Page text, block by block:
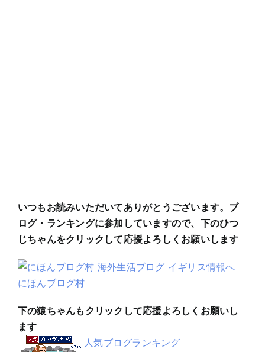
いつもお読みいただいてありがとうございます。ブ
ログ・ランキングに参加していますので、下のひつ
じちゃんをクリックして応援よろしくお願いします
にほんブログ村
下の猿ちゃんもクリックして応援よろしくお願いし
ます
人気ブログランキング